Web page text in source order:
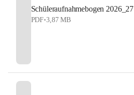
Schüleraufnahmebogen 2026_27
PDF•3,87 MB